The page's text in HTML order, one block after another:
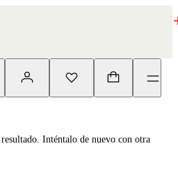
Inténtalo de nuevo con otra